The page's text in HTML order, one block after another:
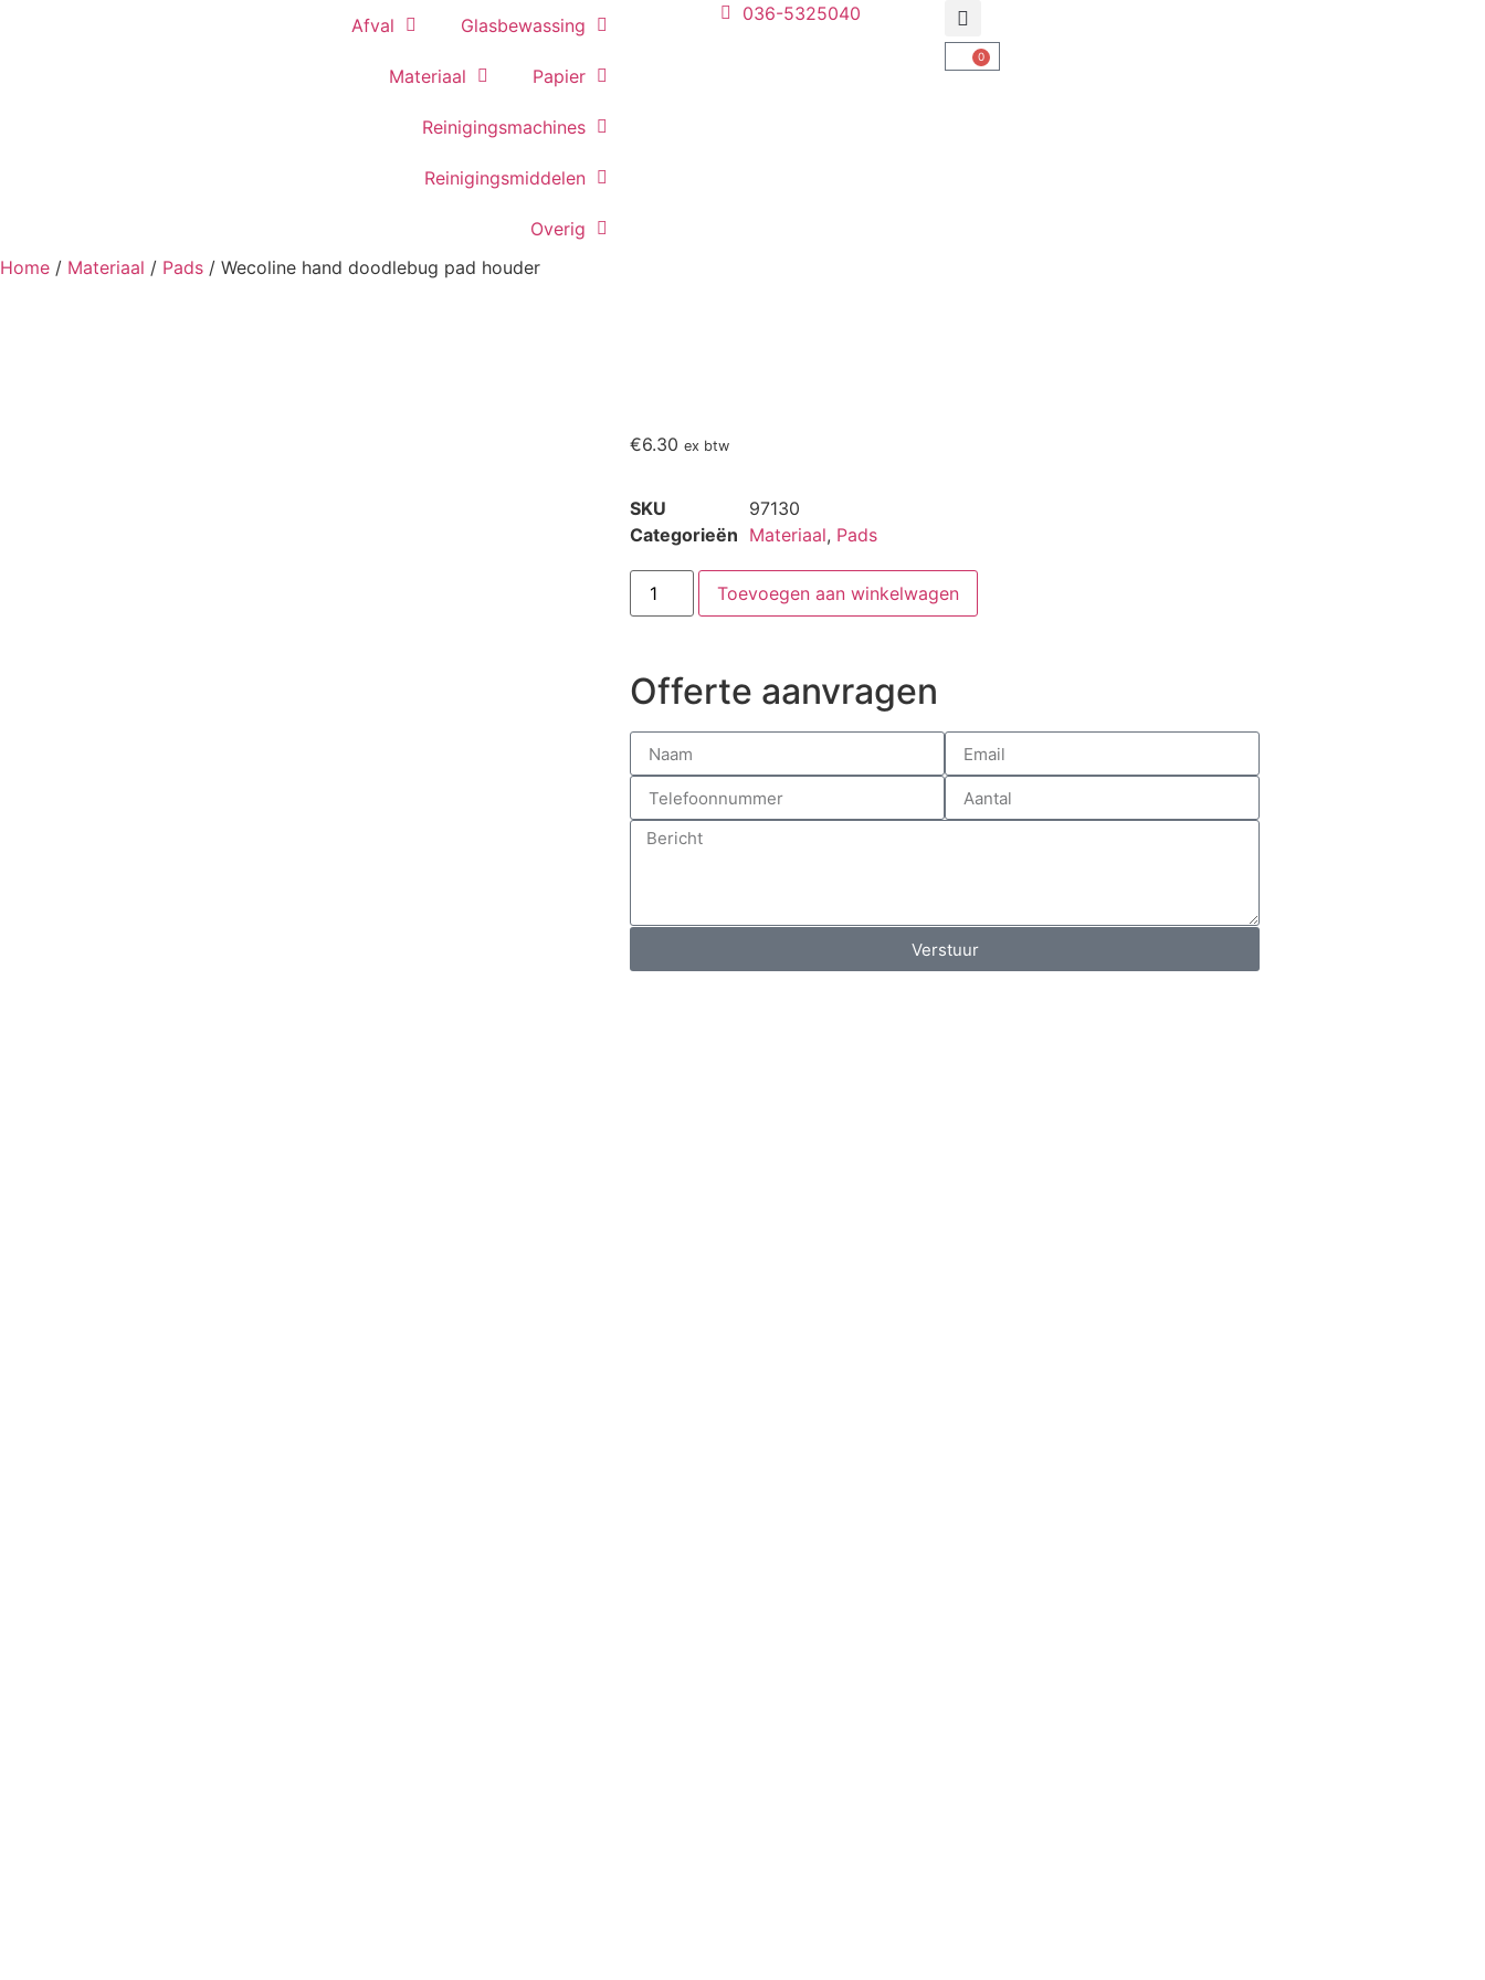
Afval Glasbewassing
Materiaal Papier
Reinigingsmachines
Reinigingsmiddelen
Overig
036-5325040
0
Home / Materiaal / Pads / Wecoline hand doodlebug pad houder
€6.30 ex btw
SKU
97130
Categorieën Materiaal, Pads
Toevoegen aan winkelwagen
Offerte aanvragen
Verstuur